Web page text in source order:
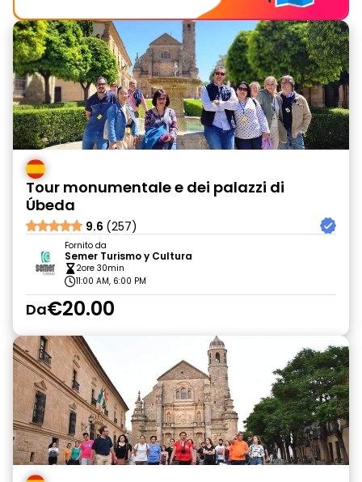
Tour monumentale e dei palazzi di
Úbeda
9.6 (257)
Fornito da
Semer Turismo y Cultura
2ore 30min
11:00 AM, 6:00 PM
Da€20.00